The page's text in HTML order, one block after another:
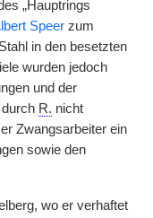
„Hauptrings
Speer zum
in den besetzten
wurden jedoch
und der
R. nicht
Zwangsarbeiter ein
sowie den
wo er verhaftet